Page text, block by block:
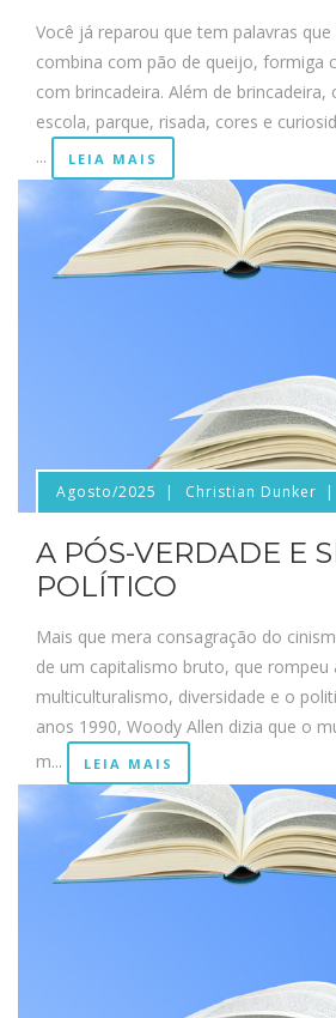
Você já reparou que tem palavras
combina com pão de queijo, formiga
com brincadeira. Além de brincadeira,
escola, parque, risada, cores e
...
LEIA MAIS
Agosto/2025 Christian Dunker
A PÓS-VERDADE E
POLÍTICO
Mais que mera consagração do
de um capitalismo bruto, que rompeu
multiculturalismo, diversidade e o
anos 1990, Woody Allen dizia que o
m...
LEIA MAIS